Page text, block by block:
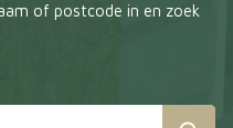
of postcode in en zoek